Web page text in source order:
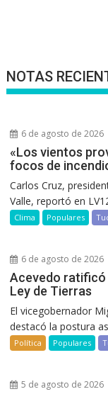
NOTAS
6 de agosto de 2026
«Los vientos
focos de
Carlos Cruz,
Valle, reportó en
Clima Populares
6 de agosto de 2026
Acevedo ratificó
Ley de Tierras
El vicegobernador
destacó la postura
Política Populares
5 de agosto de 2026